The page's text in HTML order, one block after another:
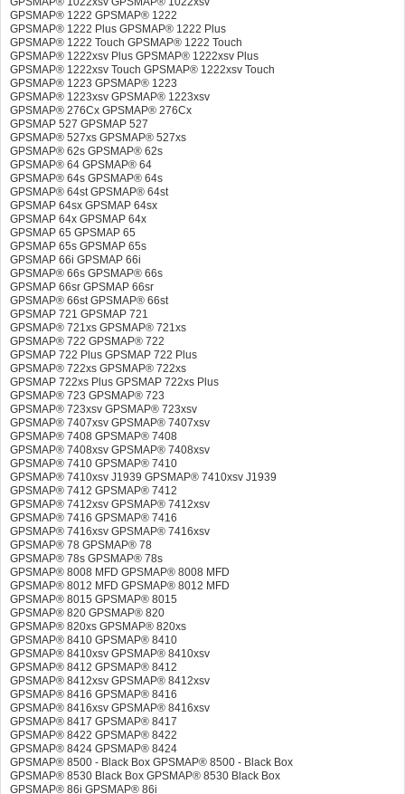
GPSMAP® 1222 GPSMAP® 1222
GPSMAP® 1222 Plus GPSMAP® 1222 Plus
GPSMAP® 1222 Touch GPSMAP® 1222 Touch
GPSMAP® 1222xsv Plus GPSMAP® 1222xsv Plus
GPSMAP® 1222xsv Touch GPSMAP® 1222xsv Touch
GPSMAP® 1223 GPSMAP® 1223
GPSMAP® 1223xsv GPSMAP® 1223xsv
GPSMAP® 276Cx GPSMAP® 276Cx
GPSMAP 527 GPSMAP 527
GPSMAP® 527xs GPSMAP® 527xs
GPSMAP® 62s GPSMAP® 62s
GPSMAP® 64 GPSMAP® 64
GPSMAP® 64s GPSMAP® 64s
GPSMAP® 64st GPSMAP® 64st
GPSMAP 64sx GPSMAP 64sx
GPSMAP 64x GPSMAP 64x
GPSMAP 65 GPSMAP 65
GPSMAP 65s GPSMAP 65s
GPSMAP 66i GPSMAP 66i
GPSMAP® 66s GPSMAP® 66s
GPSMAP 66sr GPSMAP 66sr
GPSMAP® 66st GPSMAP® 66st
GPSMAP 721 GPSMAP 721
GPSMAP® 721xs GPSMAP® 721xs
GPSMAP® 722 GPSMAP® 722
GPSMAP 722 Plus GPSMAP 722 Plus
GPSMAP® 722xs GPSMAP® 722xs
GPSMAP 722xs Plus GPSMAP 722xs Plus
GPSMAP® 723 GPSMAP® 723
GPSMAP® 723xsv GPSMAP® 723xsv
GPSMAP® 7407xsv GPSMAP® 7407xsv
GPSMAP® 7408 GPSMAP® 7408
GPSMAP® 7408xsv GPSMAP® 7408xsv
GPSMAP® 7410 GPSMAP® 7410
GPSMAP® 7410xsv J1939 GPSMAP® 7410xsv J1939
GPSMAP® 7412 GPSMAP® 7412
GPSMAP® 7412xsv GPSMAP® 7412xsv
GPSMAP® 7416 GPSMAP® 7416
GPSMAP® 7416xsv GPSMAP® 7416xsv
GPSMAP® 78 GPSMAP® 78
GPSMAP® 78s GPSMAP® 78s
GPSMAP® 8008 MFD GPSMAP® 8008 MFD
GPSMAP® 8012 MFD GPSMAP® 8012 MFD
GPSMAP® 8015 GPSMAP® 8015
GPSMAP® 820 GPSMAP® 820
GPSMAP® 820xs GPSMAP® 820xs
GPSMAP® 8410 GPSMAP® 8410
GPSMAP® 8410xsv GPSMAP® 8410xsv
GPSMAP® 8412 GPSMAP® 8412
GPSMAP® 8412xsv GPSMAP® 8412xsv
GPSMAP® 8416 GPSMAP® 8416
GPSMAP® 8416xsv GPSMAP® 8416xsv
GPSMAP® 8417 GPSMAP® 8417
GPSMAP® 8422 GPSMAP® 8422
GPSMAP® 8424 GPSMAP® 8424
GPSMAP® 8500 - Black Box GPSMAP® 8500 - Black Box
GPSMAP® 8530 Black Box GPSMAP® 8530 Black Box
GPSMAP® 86i GPSMAP® 86i